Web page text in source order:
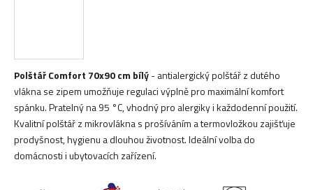
Polštář Comfort 70x90 cm bílý- antialergický polštář z dutého
vlákna se zipem umožňuje regulaci výplně pro maximální komfort
spánku. Pratelný na 95 °C, vhodný pro alergiky i každodenní použití.
Kvalitní polštář z mikrovlákna s prošíváním a termovložkou zajišťuje
prodyšnost, hygienu a dlouhou životnost. Ideální volba do
domácnosti i ubytovacích zařízení.